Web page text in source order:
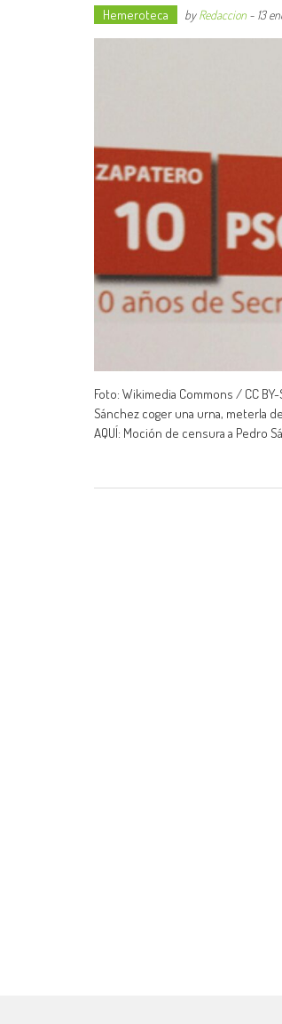
Hemeroteca byRedaccion - 13
Foto: Wikimedia Commons / CC
Sánchez coger una urna, meterla
AQUÍ: Moción de censura a Pedro